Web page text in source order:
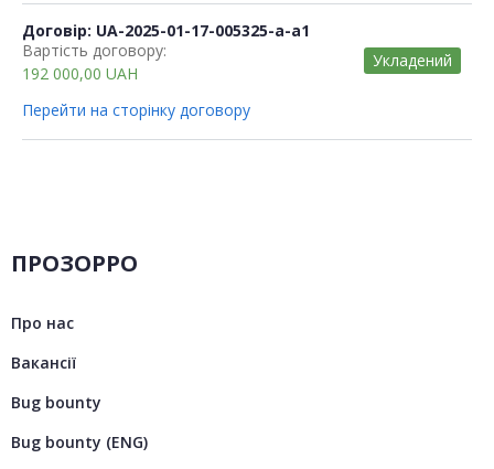
Договір: UA-2025-01-17-005325-a-a1
Вартість договору:
192 000,00 UAH
Укладений
Перейти на сторінку договору
ПРОЗОРРО
Про нас
Вакансії
Bug bounty
Bug bounty (ENG)